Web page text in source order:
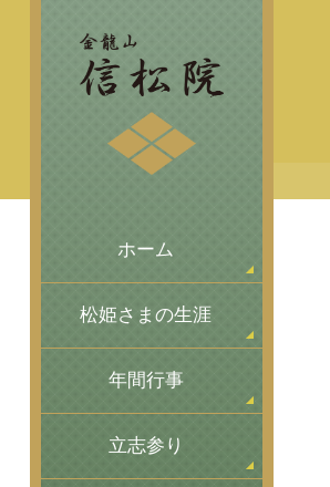
ホーム
松姫さまの生涯
年間行事
立志参り